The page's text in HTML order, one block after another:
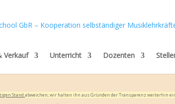
Verkauf Unterricht Dozenten
Standabweichen; wir halten ihn aus Gründen der Transparenz weiterhin